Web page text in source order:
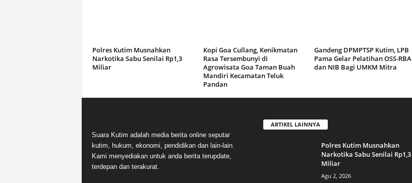
Polres Kutim Musnahkan
Narkotika Sabu Senilai Rp1,3
Miliar
Kopi Goa Cullang, Kenikmatan
Rasa Tersembunyi di
Agrowisata Goa Taman Buah
Mandiri Kecamatan Teluk
Pandan
Gandeng DPMPTSP Kutim, LPB
Pama Gelar Pelatihan OSS-RBA
dan NIB Bagi UMKM Mitra
Suara Kutim adalah media berita online seputar
kutim, hukum, ekonomi, pendidikan dan lain-lain.
Kami menyediakan untuk anda berita terupdate,
terdepan dan terakurat.
ARTIKEL LAINNYA
Polres Kutim Musnahkan
Narkotika Sabu Senilai Rp1,3
Miliar
Agu 2, 2026